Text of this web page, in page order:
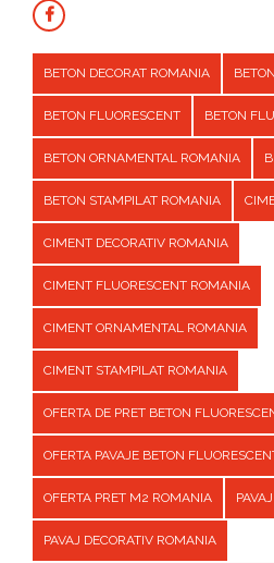
BETON DECORAT ROMANIA
BETON FLUORESCENT BETON
BETON ORNAMENTAL ROMANIA
BETON STAMPILAT ROMANIA
CIMENT DECORATIV ROMANIA
CIMENT FLUORESCENT ROMANIA
CIMENT ORNAMENTAL ROMANIA
CIMENT STAMPILAT ROMANIA
OFERTA DE PRET BETON
OFERTA PAVAJE BETON
OFERTA PRET M2 ROMANIA
PAVAJ DECORATIV ROMANIA